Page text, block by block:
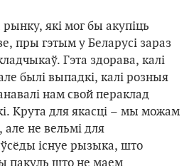
які мог бы акупіць
пры гэтым у Беларусі зараз
Гэта здорава, калі
былі выпадкі, калі розныя
нам свой пераклад
Крута для якасці – мы можам
не вельмі для
існуе рызыка, што